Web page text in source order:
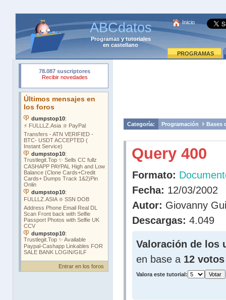
ABCdatos
Programasytutoriales
en castellano
Inicio
PROGRAMAS
Entrar en los foros
Categoría: Programación Bases
Query 400
Formato:
Fecha: 12/03/2002
Autor: Giovanny
Descargas: 4.049
Valoración de los
en base a 12 votos
Valora este tutorial: